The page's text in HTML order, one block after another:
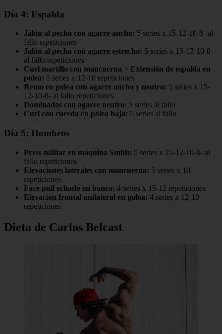
Día 4: Espalda
Jalón al pecho con agarre ancho: 5 series x 15-12-10-8- al
fallo repeticiones
Jalón al pecho con agarre estrecho: 5 series x 15-12-10-8-
al fallo repeticiones
Curl martillo con mancuerna + Extensión de espalda en
polea: 5 series x 12-10 repeticiones
Remo en polea con agarre ancho y neutro: 5 series x 15-
12-10-8- al fallo repeticiones
Dominadas con agarre neutro: 5 series al fallo
Curl con cuerda en polea baja: 5 series al fallo
Día 5: Hombros
Press militar en máquina Smith: 5 series x 15-12-10-8- al
fallo repeticiones
Elevaciones laterales con mancuerna: 5 series x 10
repeticiones
Face pull echado en banco: 4 series x 15-12 repeticiones
Elevación frontal unilateral en polea: 4 series x 12-10
repeticiones
Dieta de Carlos Belcast